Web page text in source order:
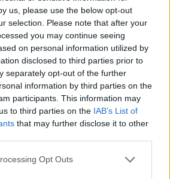
us, please use the below opt-out
selection. Please note that after your
you may continue seeing
on personal information utilized by
disclosed to third parties prior to
separately opt-out of the further
information by third parties on the
participants. This information may
to third parties on the IAB’s List of
that may further disclose it to other
app uses one or more Google
Opt Outs
σε όλους τους
χωρίς να παραβλέπουμε
πράγματα που μπορεί να
μεγάλα.
η επιμονή και ο
υπηρεσιών της ΕΛ.ΑΣ έφερε
αποτελεί τη βασική μας
δεν είναι άλλη από την